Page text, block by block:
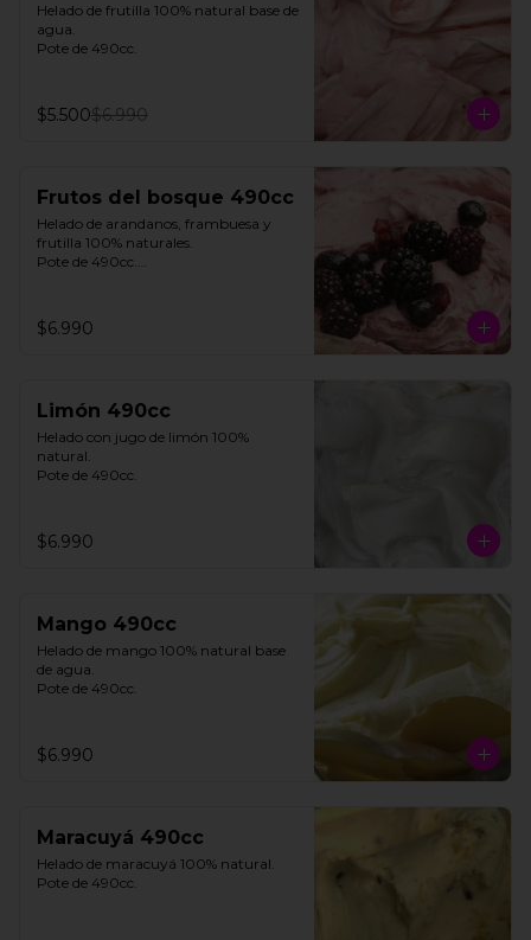
Helado de frutilla 100% natural base de
agua.
Pote de 490cc.
$5.500$6.990
Frutos del bosque 490cc
Helado de arandanos, frambuesa y
frutilla 100% naturales.
Pote de 490cc.
$6.990
Limón 490cc
Helado con jugo de limón 100%
natural.
Pote de 490cc.
$6.990
Mango 490cc
Helado de mango 100% natural base
de agua.
Pote de 490cc.
$6.990
Maracuyá 490cc
Helado de maracuyá 100% natural.
Pote de 490cc.